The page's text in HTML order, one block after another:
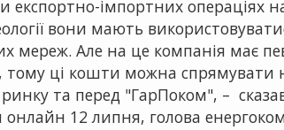
експортно-імпортних операціях
вони мають
мереж. Але на це компанія має
тому ці кошти можна спрямувати
та перед "ГарПоком", – сказав
12 липня, голова